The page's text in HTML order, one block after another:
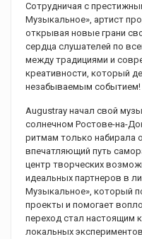
Сотрудничая с
Музыкальное», артист
открывая новые грани
сердца слушателей по
между традициями и
креативности, который
незабываемым событием!
Augustray начал свой
солнечном Ростове-на-
ритмам только набирала
впечатляющий путь
центр творческих
идеальных партнеров в
Музыкальное», который
проекты и помогает
переход стал настоящим
локальных